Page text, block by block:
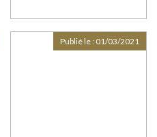
Publié le : 01/03/2021